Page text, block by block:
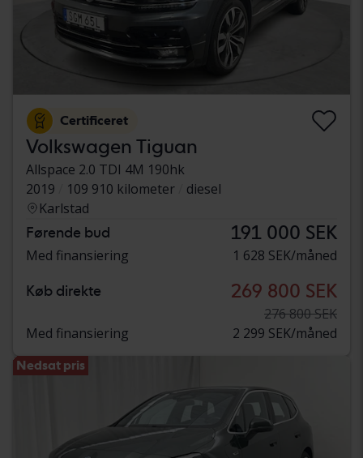
Certificeret
Volkswagen Tiguan
Allspace 2.0 TDI 4M 190hk
2019
109 910 kilometer
diesel
Karlstad
Førende bud 191 000 SEK
Med finansiering 1 628 SEK/måned
Køb direkte 269 800 SEK
276 800 SEK
Med finansiering
2 299 SEK/måned
Nedsat pris